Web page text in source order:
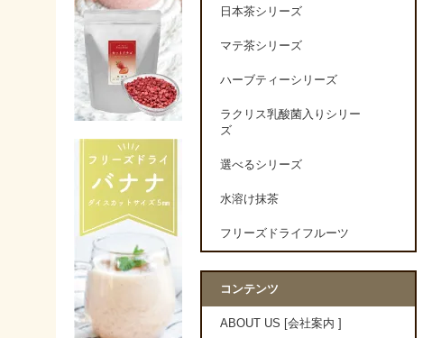
日本茶シリーズ
マテ茶シリーズ
ハーブティーシリーズ
ラクリス乳酸菌入りシリー
ズ
選べるシリーズ
水溶け抹茶
フリーズドライフルーツ
コンテンツ
ABOUT US [会社案内 ]